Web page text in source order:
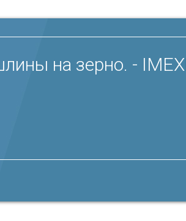
на зерно. -